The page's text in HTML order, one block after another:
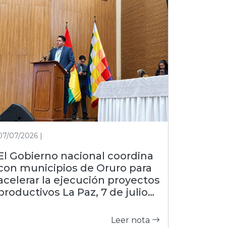
07/2026 |
Gobierno nacional coordina
municipios de Oruro para
la ejecución proyectos
La Paz, 7 de julio
de estrechar la gestión con las
Leer nota